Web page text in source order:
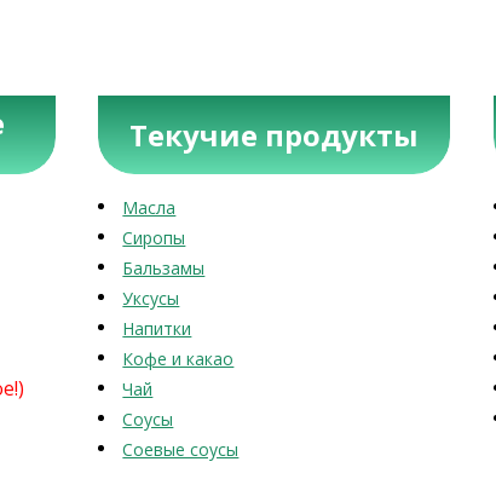
Текучие продукты
Масла
Сиропы
Бальзамы
Уксусы
Напитки
Кофе и какао
Чай
Соусы
Соевые соусы